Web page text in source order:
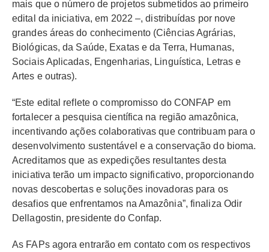
mais que o número de projetos submetidos ao primeiro
edital da iniciativa, em 2022 –, distribuídas por nove
grandes áreas do conhecimento (Ciências Agrárias,
Biológicas, da Saúde, Exatas e da Terra, Humanas,
Sociais Aplicadas, Engenharias, Linguística, Letras e
Artes e outras).
“Este edital reflete o compromisso do CONFAP em
fortalecer a pesquisa científica na região amazônica,
incentivando ações colaborativas que contribuam para o
desenvolvimento sustentável e a conservação do bioma.
Acreditamos que as expedições resultantes desta
iniciativa terão um impacto significativo, proporcionando
novas descobertas e soluções inovadoras para os
desafios que enfrentamos na Amazônia”, finaliza Odir
Dellagostin, presidente do Confap.
As FAPs agora entrarão em contato com os respectivos